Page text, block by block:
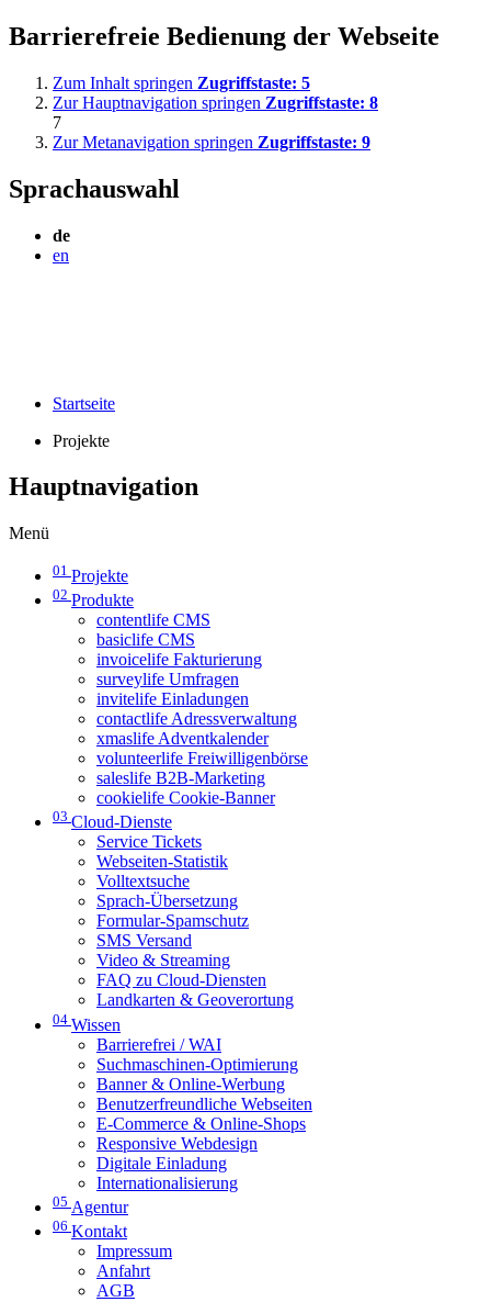
Barrierefreie Bedienung der Webseite
Zum Inhalt springen Zugriffstaste: 5
Zur Hauptnavigation springen Zugriffstaste: 8
7
Zur Metanavigation springen Zugriffstaste: 9
Sprachauswahl
de
en
Startseite
Projekte
Hauptnavigation
Menü
01 Projekte
02 Produkte
contentlife CMS
basiclife CMS
invoicelife Fakturierung
surveylife Umfragen
invitelife Einladungen
contactlife Adressverwaltung
xmaslife Adventkalender
volunteerlife Freiwilligenbörse
saleslife B2B-Marketing
cookielife Cookie-Banner
03 Cloud-Dienste
Service Tickets
Webseiten-Statistik
Volltextsuche
Sprach-Übersetzung
Formular-Spamschutz
SMS Versand
Video & Streaming
FAQ zu Cloud-Diensten
Landkarten & Geoverortung
04 Wissen
Barrierefrei / WAI
Suchmaschinen-Optimierung
Banner & Online-Werbung
Benutzerfreundliche Webseiten
E-Commerce & Online-Shops
Responsive Webdesign
Digitale Einladung
Internationalisierung
05 Agentur
06 Kontakt
Impressum
Anfahrt
AGB